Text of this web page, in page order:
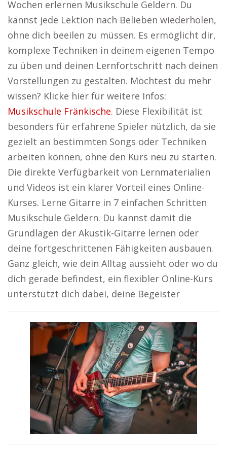
Wochen erlernen Musikschule Geldern. Du
kannst jede Lektion nach Belieben wiederholen,
ohne dich beeilen zu müssen. Es ermöglicht dir,
komplexe Techniken in deinem eigenen Tempo
zu üben und deinen Lernfortschritt nach deinen
Vorstellungen zu gestalten. Möchtest du mehr
wissen? Klicke hier für weitere Infos:
Musikschule Fränkische. Diese Flexibilität ist
besonders für erfahrene Spieler nützlich, da sie
gezielt an bestimmten Songs oder Techniken
arbeiten können, ohne den Kurs neu zu starten.
Die direkte Verfügbarkeit von Lernmaterialien
und Videos ist ein klarer Vorteil eines Online-
Kurses. Lerne Gitarre in 7 einfachen Schritten
Musikschule Geldern. Du kannst damit die
Grundlagen der Akustik-Gitarre lernen oder
deine fortgeschrittenen Fähigkeiten ausbauen.
Ganz gleich, wie dein Alltag aussieht oder wo du
dich gerade befindest, ein flexibler Online-Kurs
unterstützt dich dabei, deine Begeister